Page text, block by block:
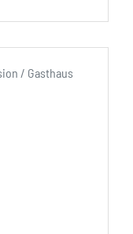
/ Gasthaus